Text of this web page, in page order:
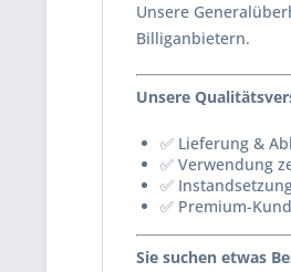
Unsere
Billiganbietern.
Unsere
✅ Lieferung &
✅ Verwendung
✅
✅ Premium-
Sie suchen etwas